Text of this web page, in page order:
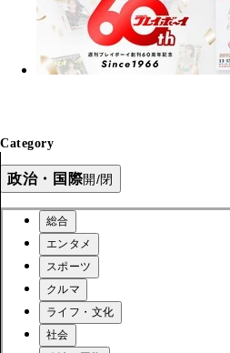
Category
政治・国際開/閉
総合
エンタメ
スポーツ
クルマ
ライフ・文化
社会